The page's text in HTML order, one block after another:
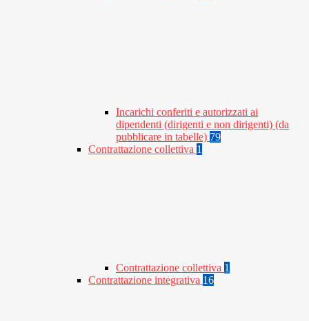
Incarichi conferiti e autorizzati ai
dipendenti (dirigenti e non dirigenti) (da
pubblicare in tabelle) 79
Contrattazione collettiva 1
Contrattazione collettiva 1
Contrattazione integrativa 16